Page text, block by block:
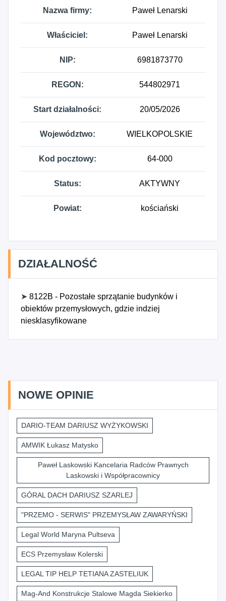
Nazwa firmy: Paweł Lenarski
Właściciel: Paweł Lenarski
NIP: 6981873770
REGON: 544802971
Start działalności: 20/05/2026
Województwo: WIELKOPOLSKIE
Kod pocztowy: 64-000
Status: AKTYWNY
Powiat: kościański
DZIAŁALNOŚĆ
➤ 8122B - Pozostałe sprzątanie budynków i
obiektów przemysłowych, gdzie indziej
niesklasyfikowane
NOWE OPINIE
DARIO-TEAM DARIUSZ WYŻYKOWSKI
AMWIK Łukasz Matysko
Paweł Laskowski Kancelaria Radców Prawnych
Laskowski i Współpracownicy
GÓRAL DACH DARIUSZ SZARLEJ
"PRZEMO - SERWIS" PRZEMYSŁAW ZAWARYŃSKI
Legal World Maryna Pultseva
ECS Przemysław Kolerski
LEGAL TIP HELP TETIANA ZASTELIUK
Mag-And Konstrukcje Stalowe Magda Siekierko